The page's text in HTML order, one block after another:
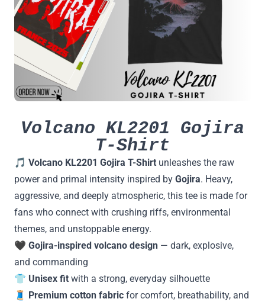
Volcano KL2201 Gojira
T-Shirt
🎵 Volcano KL2201 Gojira T-Shirt unleashes the raw
power and primal intensity inspired by Gojira. Heavy,
aggressive, and deeply atmospheric, this tee is made for
fans who connect with crushing riffs, environmental
themes, and unstoppable energy.
🖤 Gojira-inspired volcano design — dark, explosive,
and commanding
👕 Unisex fit with a strong, everyday silhouette
🧵
Premium cotton fabric for comfort, breathability, and